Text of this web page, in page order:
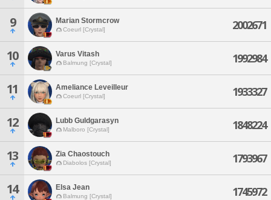
9 Marian Stormcrow
Coeurl [Crystal] 2002671
10 Varus Vitash
Balmung [Crystal] 1992984
11 Ameliance Leveilleur
Coeurl [Crystal] 1933327
12 Lubb Guldgarasyn
Malboro [Crystal] 1848224
13 Zia Chaostouch
Diabolos [Crystal] 1793967
14 Elsa Jean
Balmung [Crystal] 1745972